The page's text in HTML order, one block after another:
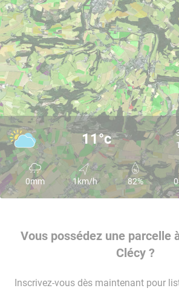
11°c
0mm 1km/h 82%
Vous possédez une parcelle
Clécy ?
Inscrivez-vous dès maintenant pour